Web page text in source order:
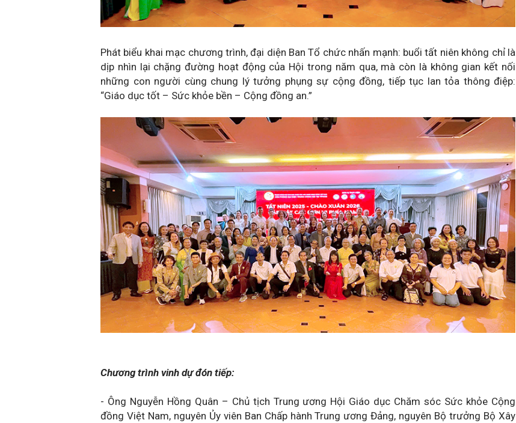
Phát biểu khai mạc chương trình, đại diện Ban Tổ chức nhấn mạnh: buổi tất niên không chỉ là
dịp nhìn lại chặng đường hoạt động của Hội trong năm qua, mà còn là không gian kết nối
những con người cùng chung lý tưởng phụng sự cộng đồng, tiếp tục lan tỏa thông điệp:
“Giáo dục tốt – Sức khỏe bền – Cộng đồng an.”
Chương trình vinh dự đón tiếp:
- Ông Nguyễn Hồng Quân – Chủ tịch Trung ương Hội Giáo dục Chăm sóc Sức khỏe Cộng
đồng Việt Nam, nguyên Ủy viên Ban Chấp hành Trung ương Đảng, nguyên Bộ trưởng Bộ Xây